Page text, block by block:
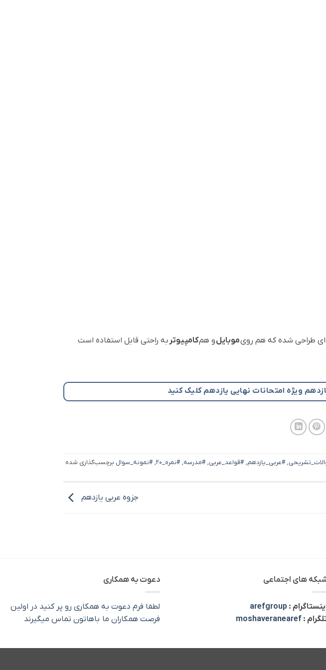
طراحی شده که هم رویموبایلو همکامپیوتر به راحتی قابل استفاده است
,#عربی_یازدهم,#قواعد_عربی,#مدرسه,#نمره_۲۰ ,#نمونه_سوال برچسب‌گذاری شده
جزوه عربی یازدهم
های اجتماعی
:
arefgroup
:
moshaveranearef
دعوت به همکاری
لطفا فرم دعوت به همکاری رو پر کنید در اولین
فرصت همکاران ما باهاتون تماس میگیرند